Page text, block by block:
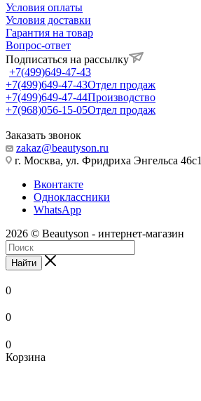
Условия оплаты
Условия доставки
Гарантия на товар
Вопрос-ответ
Подписаться на рассылку
+7(499)649-47-43
+7(499)649-47-43Отдел продаж
+7(499)649-47-44Производство
+7(968)056-15-05Отдел продаж
Заказать звонок
zakaz@beautyson.ru
г. Москва, ул. Фридриха Энгельса 46с1
Вконтакте
Одноклассники
WhatsApp
2026 © Beautyson - интернет-магазин
Найти
0
0
0
Корзина